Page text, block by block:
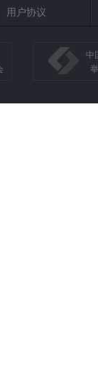
用户协议
中